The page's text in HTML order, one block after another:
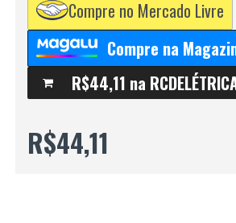
Compre no Mercado Livre
Compre na
R$44,11 na
R$44,11